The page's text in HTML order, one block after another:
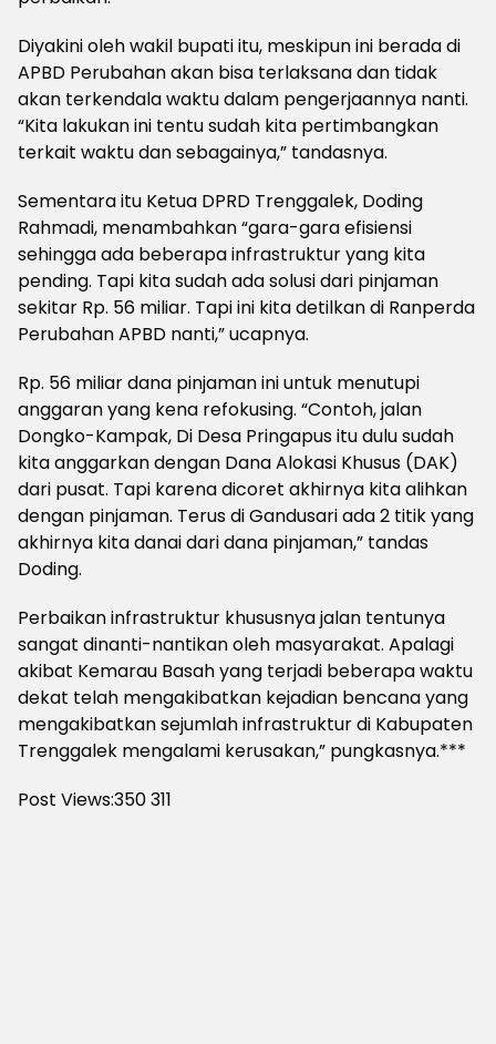
Diyakini oleh wakil bupati itu, meskipun ini berada di
APBD Perubahan akan bisa terlaksana dan tidak
akan terkendala waktu dalam pengerjaannya nanti.
“Kita lakukan ini tentu sudah kita pertimbangkan
terkait waktu dan sebagainya,” tandasnya.
Sementara itu Ketua DPRD Trenggalek, Doding
Rahmadi, menambahkan “gara-gara efisiensi
sehingga ada beberapa infrastruktur yang kita
pending. Tapi kita sudah ada solusi dari pinjaman
sekitar Rp. 56 miliar. Tapi ini kita detilkan di Ranperda
Perubahan APBD nanti,” ucapnya.
Rp. 56 miliar dana pinjaman ini untuk menutupi
anggaran yang kena refokusing. “Contoh, jalan
Dongko-Kampak, Di Desa Pringapus itu dulu sudah
kita anggarkan dengan Dana Alokasi Khusus (DAK)
dari pusat. Tapi karena dicoret akhirnya kita alihkan
dengan pinjaman. Terus di Gandusari ada 2 titik yang
akhirnya kita danai dari dana pinjaman,” tandas
Doding.
Perbaikan infrastruktur khususnya jalan tentunya
sangat dinanti-nantikan oleh masyarakat. Apalagi
akibat Kemarau Basah yang terjadi beberapa waktu
dekat telah mengakibatkan kejadian bencana yang
mengakibatkan sejumlah infrastruktur di Kabupaten
Trenggalek mengalami kerusakan,” pungkasnya.***
Post Views:350311